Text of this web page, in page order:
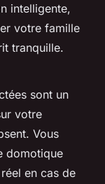
intelligente,
votre famille
tranquille.
sont un
votre
Vous
domotique
en cas de